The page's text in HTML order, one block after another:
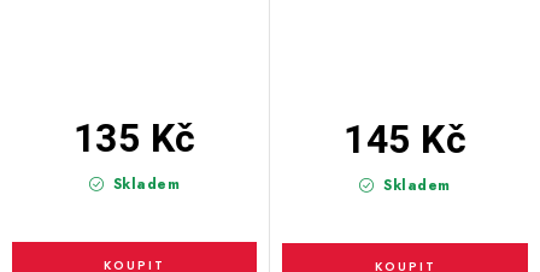
Skladem
135 Kč
Skladem
145 Kč